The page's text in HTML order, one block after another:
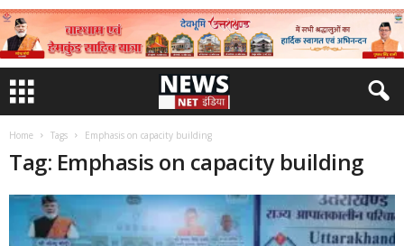
Home Tags Emphasis on capacity building
Tag: Emphasis on capacity building